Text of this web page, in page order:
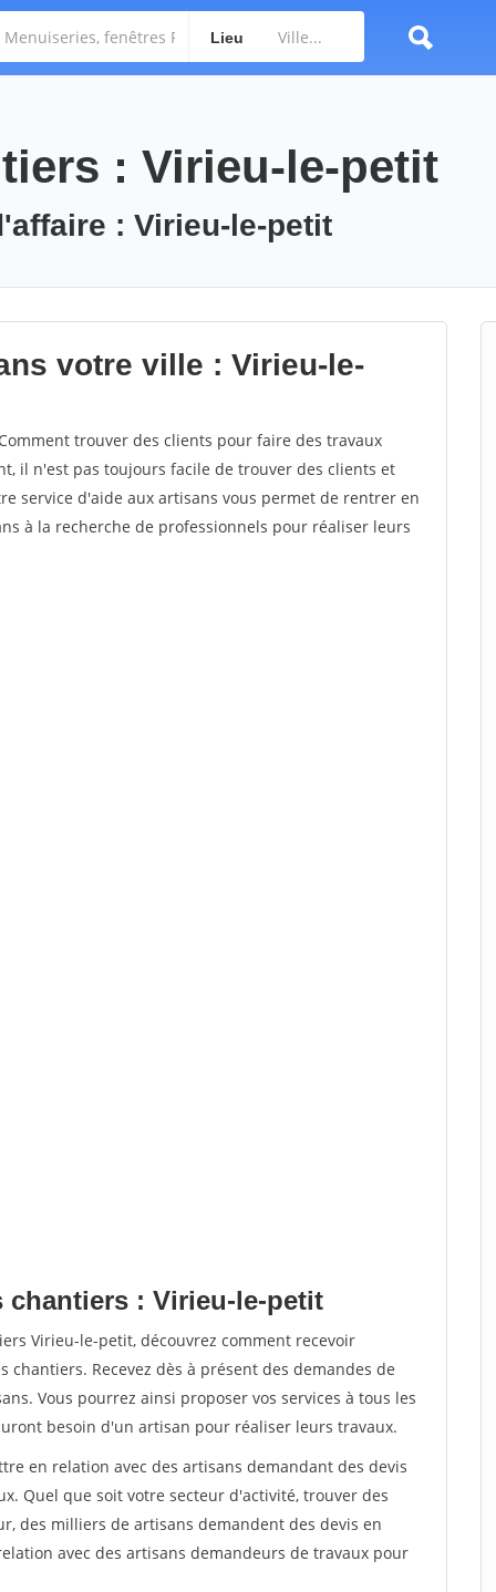
Lieu
: Virieu-le-petit
: Virieu-le-petit
votre ville : Virieu-le-
trouver des clients pour faire des travaux
il n'est pas toujours facile de trouver des clients et
service d'aide aux artisans vous permet de rentrer en
à la recherche de professionnels pour réaliser leurs
: Virieu-le-petit
Virieu-le-petit, découvrez comment recevoir
Recevez dès à présent des demandes de
Vous pourrez ainsi proposer vos services à tous les
besoin d'un artisan pour réaliser leurs travaux.
en relation avec des artisans demandant des devis
Quel que soit votre secteur d'activité, trouver des
des milliers de artisans demandent des devis en
avec des artisans demandeurs de travaux pour